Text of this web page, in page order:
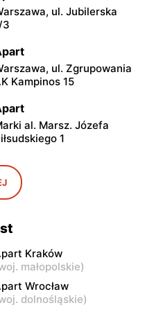
ul. Jubilerska
3
ul. Zgrupowania
Kampinos 15
al. Marsz. Józefa
1
ul. Mszczonowska 3
19
ul. Geodetów 2
Kraków
małopolskie)
Wrocław
dolnośląskie)